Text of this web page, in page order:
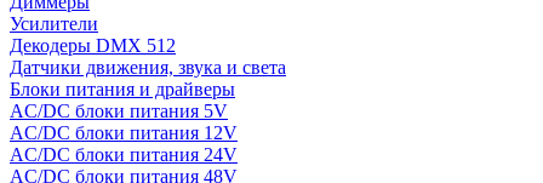
Усилители
Декодеры DMX 512
Датчики движения, звука и света
Блоки питания и драйверы
AC/DC блоки питания 5V
AC/DC блоки питания 12V
AC/DC блоки питания 24V
AC/DC блоки питания 48V